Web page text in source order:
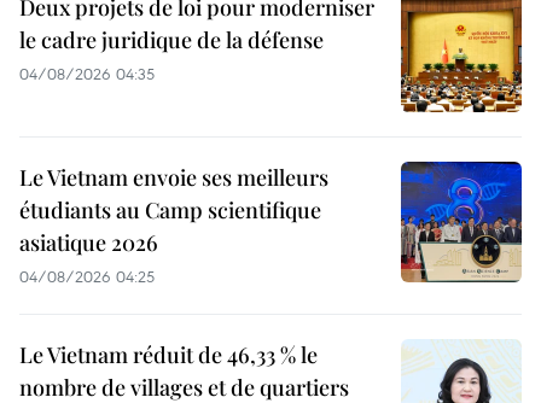
Deux projets de loi pour moderniser
le cadre juridique de la défense
04/08/2026 04:35
Le Vietnam envoie ses meilleurs
étudiants au Camp scientifique
asiatique 2026
04/08/2026 04:25
Le Vietnam réduit de 46,33 % le
nombre de villages et de quartiers